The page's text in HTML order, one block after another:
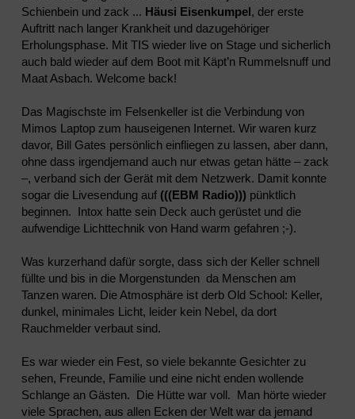
Schienbein und zack ... Häusi Eisenkumpel, der erste
Auftritt nach langer Krankheit und dazugehöriger
Erholungsphase. Mit TIS wieder live on Stage und sicherlich
auch bald wieder auf dem Boot mit Käpt’n Rummelsnuff und
Maat Asbach. Welcome back!
Das Magischste im Felsenkeller ist die Verbindung von
Mimos Laptop zum hauseigenen Internet. Wir waren kurz
davor, Bill Gates persönlich einfliegen zu lassen, aber dann,
ohne dass irgendjemand auch nur etwas getan hätte – zack
–, verband sich der Gerät mit dem Netzwerk. Damit konnte
sogar die Livesendung auf (((EBM Radio))) pünktlich
beginnen. Intox hatte sein Deck auch gerüstet und die
aufwendige Lichttechnik von Hand warm gefahren ;-).
Was kurzerhand dafür sorgte, dass sich der Keller schnell
füllte und bis in die Morgenstunden da Menschen am
Tanzen waren. Die Atmosphäre ist derb Old School: Keller,
dunkel, minimales Licht, leider kein Nebel, da dort
Rauchmelder verbaut sind.
Es war wieder ein Fest, so viele bekannte Gesichter zu
sehen, Freunde, Familie und eine nicht enden wollende
Schlange an Gästen. Die Hütte war voll. Man hörte wieder
viele Sprachen, aus allen Ecken der Welt war da jemand